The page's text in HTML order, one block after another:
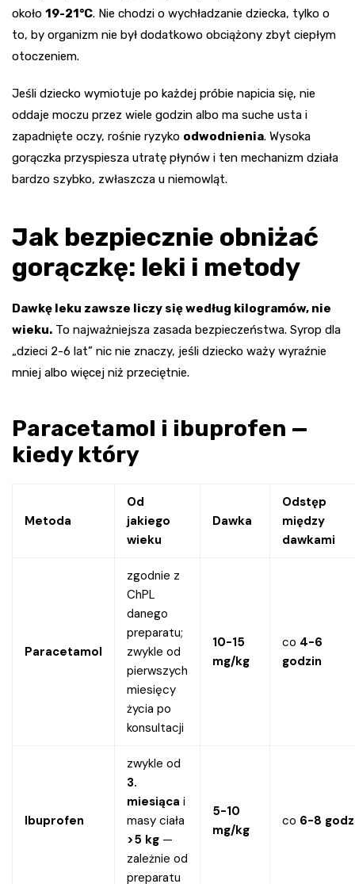
około 19-21°C. Nie chodzi o wychładzanie dziecka, tylko o
to, by organizm nie był dodatkowo obciążony zbyt ciepłym
otoczeniem.
Jeśli dziecko wymiotuje po każdej próbie napicia się, nie
oddaje moczu przez wiele godzin albo ma suche usta i
zapadnięte oczy, rośnie ryzyko odwodnienia. Wysoka
gorączka przyspiesza utratę płynów i ten mechanizm działa
bardzo szybko, zwłaszcza u niemowląt.
Jak bezpiecznie obniżać
gorączkę: leki i metody
Dawkę leku zawsze liczy się według kilogramów, nie
wieku. To najważniejsza zasada bezpieczeństwa. Syrop dla
„dzieci 2-6 lat” nic nie znaczy, jeśli dziecko waży wyraźnie
mniej albo więcej niż przeciętnie.
Paracetamol i ibuprofen —
kiedy który
Metoda
Od
jakiego
wieku
Dawka
Odstęp
między
dawkami
Paracetamol
zgodnie z
ChPL
danego
preparatu;
zwykle od
pierwszych
miesięcy
życia po
konsultacji
10-15
mg/kg
co 4-6
godzin
Ibuprofen
zwykle od
3.
miesiąca i
masy ciała
>5 kg —
zależnie od
preparatu
5-10
mg/kg
co 6-8